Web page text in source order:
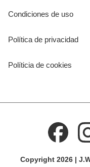
Condiciones de uso
Política de privacidad
Políticia de cookies
Copyright 2026 |